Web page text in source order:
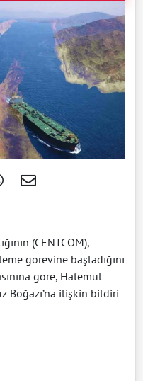
(CENTCOM),
görevine başladığını
göre, Hatemül
Boğazı’na ilişkin bildiri